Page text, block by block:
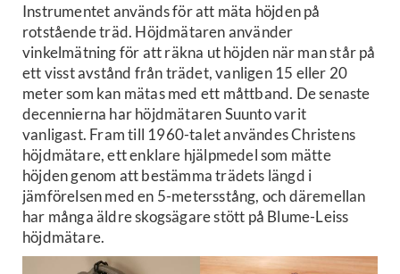
Instrumentet används för att mäta höjden på
rotstående träd. Höjdmätaren använder
vinkelmätning för att räkna ut höjden när man står på
ett visst avstånd från trädet, vanligen 15 eller 20
meter som kan mätas med ett måttband. De senaste
decennierna har höjdmätaren Suunto varit
vanligast. Fram till 1960-talet användes Christens
höjdmätare, ett enklare hjälpmedel som mätte
höjden genom att bestämma trädets längd i
jämförelsen med en 5-metersstång, och däremellan
har många äldre skogsägare stött på Blume-Leiss
höjdmätare.